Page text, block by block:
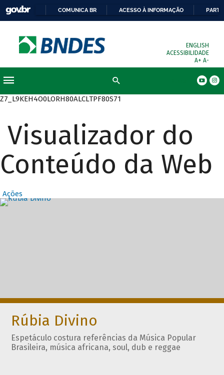
COMUNICA BR ACESSO À INFORMAÇÃO
ENGLISH
ACESSIBILIDADE
A+ A-
Z7_L9KEH4O0LORH80ALCLTPF80S71
Visualizador do
Conteúdo da Web
Ações
Destaques
Rúbia Divino
Espetáculo costura referências da Música Popular
Brasileira, música africana, soul, dub e reggae